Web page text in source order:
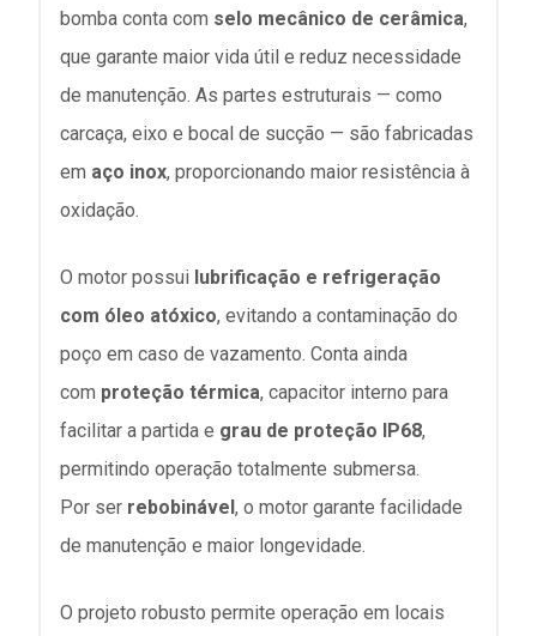
bomba conta com selo mecânico de cerâmica,
que garante maior vida útil e reduz necessidade
de manutenção. As partes estruturais — como
carcaça, eixo e bocal de sucção — são fabricadas
em aço inox, proporcionando maior resistência à
oxidação.
O motor possui lubrificação e refrigeração
com óleo atóxico, evitando a contaminação do
poço em caso de vazamento. Conta ainda
com proteção térmica, capacitor interno para
facilitar a partida e grau de proteção IP68,
permitindo operação totalmente submersa.
Por ser rebobinável, o motor garante facilidade
de manutenção e maior longevidade.
O projeto robusto permite operação em locais